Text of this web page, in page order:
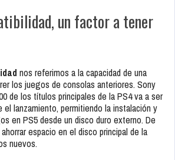
un factor a tener
nos referimos a la capacidad de una
los juegos de consolas anteriores. Sony
de los títulos principales de la PS4 va a ser
lanzamiento, permitiendo la instalación y
en PS5 desde un disco duro externo. De
espacio en el disco principal de la
nuevos.